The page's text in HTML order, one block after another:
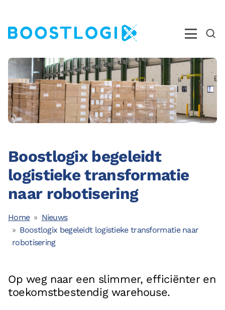
Operations
AI
Business Intelligence
Opleidingen
Nieuws
Over ons
Ons Team
Vacatures
Contact
Boostlogix begeleidt
logistieke transformatie
naar robotisering
Home
Nieuws
Boostlogix begeleidt logistieke transformatie naar
robotisering
Op weg naar een slimmer, efficiënter en
toekomstbestendig warehouse.